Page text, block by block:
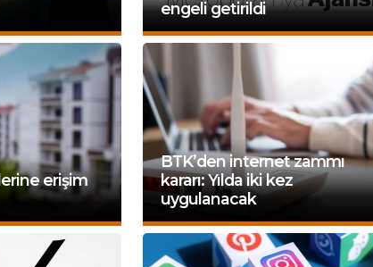
engeli getirildi
erişim
BTK’den internet zammı
kararı: Yılda iki kez
uygulanacak